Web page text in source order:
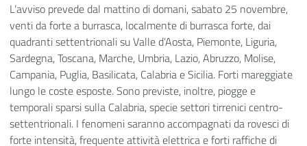
L’avviso prevede dal mattino di domani, sabato 25 novembre,
venti da forte a burrasca, localmente di burrasca forte, dai
quadranti settentrionali su Valle d’Aosta, Piemonte, Liguria,
Sardegna, Toscana, Marche, Umbria, Lazio, Abruzzo, Molise,
Campania, Puglia, Basilicata, Calabria e Sicilia. Forti mareggiate
lungo le coste esposte. Sono previste, inoltre, piogge e
temporali sparsi sulla Calabria, specie settori tirrenici centro-
settentrionali. I fenomeni saranno accompagnati da rovesci di
forte intensità, frequente attività elettrica e forti raffiche di